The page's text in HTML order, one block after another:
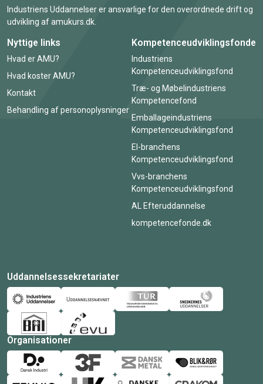
Industriens Uddannelser er ansvarlige for den overordnede drift og
udvikling af amukurs.dk.
Nyttige links
Hvad er AMU?
Hvad koster AMU?
Kontakt
Behandling af personoplysninger
Kompetenceudviklingsfonde
Industriens
Kompetenceudviklingsfond
Træ- og Møbelindustriens
Kompetencefond
Emballageindustriens
Kompetenceudviklingsfond
El-branchens
Kompetenceudviklingsfond
Vvs-branchens
Kompetenceudviklingsfond
AL Efteruddannelse
kompetencefonde.dk
Uddannelsessekretariater
Organisationer